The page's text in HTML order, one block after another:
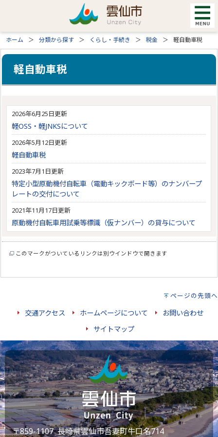
ホーム 分類から探す くらし・手続き 税金 軽自動車税
軽自動車税
2026年6月25日更新
軽OSS・軽JNKSについて
2026年5月12日更新
軽自動車税
2023年7月1日更新
特定小型原動機付自転車（電動キックボード等）のナンバープ
レートの交付について
2021年11月17日更新
原動機付自転車用試乗等標識（仮ナンバー）の貸与について
このマークがついているリンクは別ウインドウで開きます
ページの先頭へ
交通アクセス ホームページについて
お問い合わせ
サイトマップ
〒859-1107 長崎県雲仙市吾妻町牛口名714